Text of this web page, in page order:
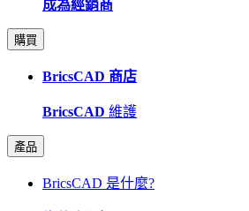
成為經銷商
購買
BricsCAD 商店
BricsCAD 維護
產品
BricsCAD 是什麼?